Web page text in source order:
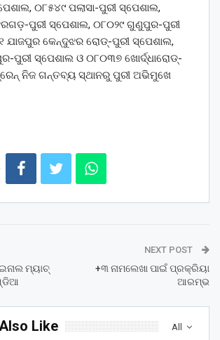
୦୮୫୪୯ ପଲାସା-ପୁରୀ ସ୍ପେଶାଲ,
ପୁରୀ ସ୍ପେଶାଲ, ୦୮୦୨୯ ଗୁଣୁପୁର-ପୁରୀ
ଯାଜପୁର କେନ୍ଦୁଝର ରୋଡ୍‌-ପୁରୀ ସ୍ପେଶାଲ,
ପୁରୀ ସ୍ପେଶାଲ ଓ ୦୮୦୩୭ ଖୋର୍ଦ୍ଧାରୋଡ୍‌-
ନିଜ ଗନ୍ତବ୍ୟ ସ୍ଥାନରୁ ପୁରୀ ଅଭିମୁଖେ
ମ୍ୟାଚ୍
NEXT POST
+୩ ନାମଲେଖା ପାଇଁ ପ୍ରକ୍ରିୟା
ଆରମ୍ଭ
All
Like